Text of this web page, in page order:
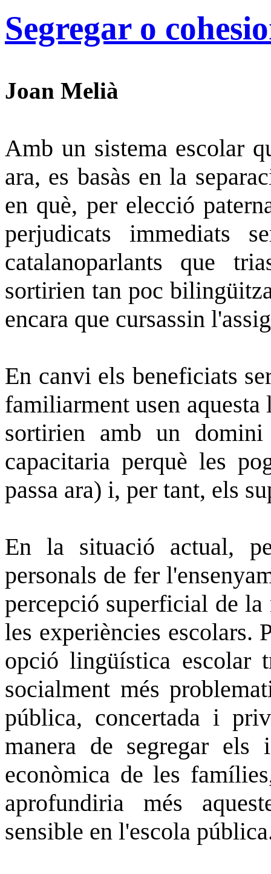
Segregar o
Joan Melià
Amb un sistema escolar
ara, es basàs en la
en què, per elecció
perjudicats immediats
catalanoparlants que
sortirien tan poc
encara que cursassin
En canvi els beneficiats
familiarment usen
sortirien amb un
capacitaria perquè les
passa ara) i, per tant, els
En la situació actual,
personals de fer
percepció superficial de
les experiències escolars.
opció lingüística escolar
socialment més
pública, concertada i
manera de segregar
econòmica de les
aprofundiria més
sensible en l'escola